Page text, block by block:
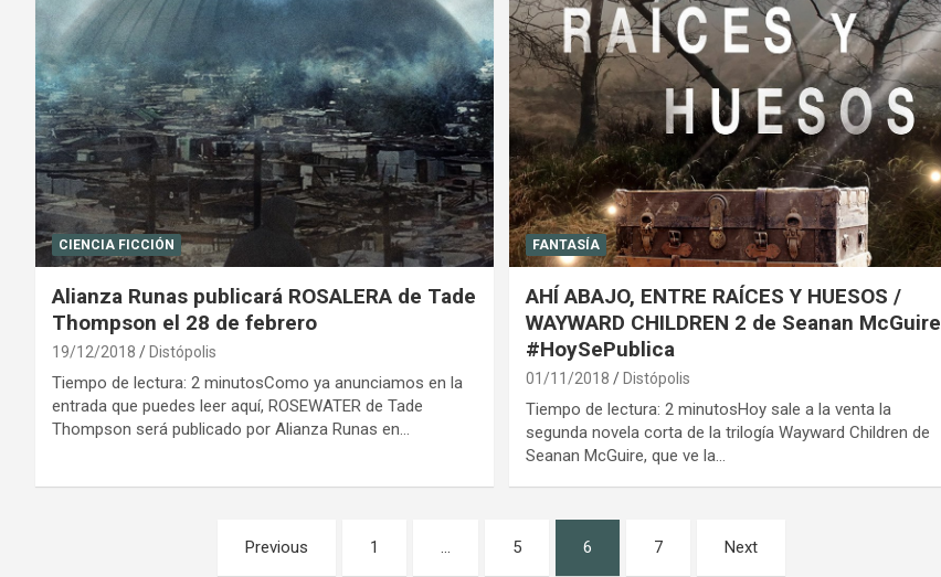
CIENCIA FICCIÓN
Alianza Runas publicará ROSALERA de Tade
Thompson el 28 de febrero
19/12/2018 Distópolis
Tiempo de lectura: 2 minutosComo ya anunciamos en la
entrada que puedes leer aquí, ROSEWATER de Tade
Thompson será publicado por Alianza Runas en…
FANTASÍA
AHÍ ABAJO, ENTRE RAÍCES Y HUESOS /
WAYWARD CHILDREN 2 de Seanan McGuire
#HoySePublica
01/11/2018 Distópolis
Tiempo de lectura: 2 minutosHoy sale a la venta la
segunda novela corta de la trilogía Wayward Children de
Seanan McGuire, que ve la…
Previous 1 … 5 6 7 Next